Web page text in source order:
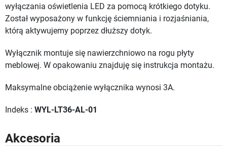
wyłączania oświetlenia LED za pomocą krótkiego dotyku.
Został wyposażony w funkcję ściemniania i rozjaśniania,
którą aktywujemy poprzez dłuższy dotyk.
Wyłącznik montuje się nawierzchniowo na rogu płyty
meblowej. W opakowaniu znajduję się instrukcja montażu.
Maksymalne obciążenie wyłącznika wynosi 3A.
Indeks : WYL-LT36-AL-01
Akcesoria